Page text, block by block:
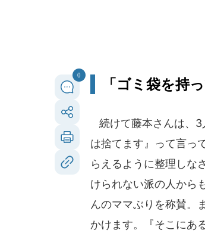
0
「ゴミ袋を持
続けて藤本さんは、3
は捨てます』って言っ
らえるように整理しな
けられない派の人から
んのママぶりを称賛。
かけます。『そこにあ